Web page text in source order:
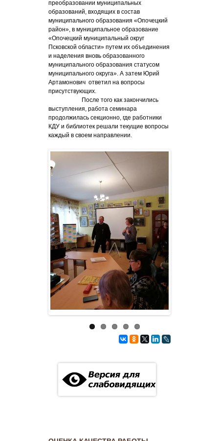
преобразовании муниципальных
образований, входящих в состав
муниципального образования «Опочецкий
район», в муниципальное образование
«Опочецкий муниципальный округ
Псковской области» путем их объединения
и наделения вновь образованного
муниципального образования статусом
муниципального округа». А затем Юрий
Артамонович ответил на вопросы
присутствующих.
После того как закончились
выступления, работа семинара
продолжилась секционно, где работники
КДУ и библиотек решали текущие вопросы
каждый в своем направлении.